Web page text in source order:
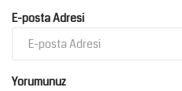
E-posta Adresi
Yorumunuz